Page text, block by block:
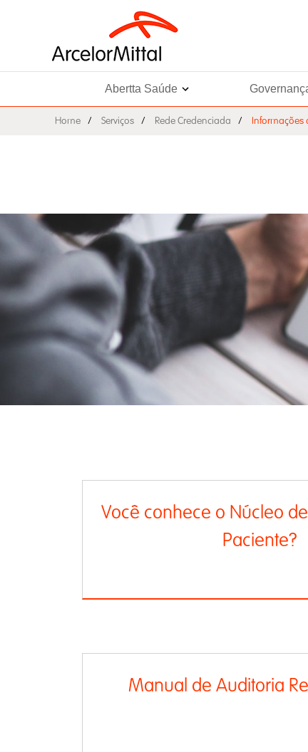
Abertta Saúde
Home Serviços Rede Credenciada Informações
Você conhece o Núcleo
Paciente?
Manual de Auditoria